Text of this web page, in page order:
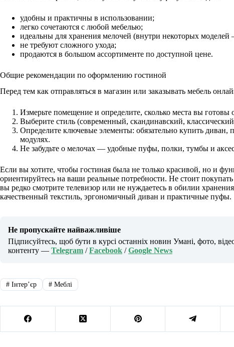
удобны и практичны в использовании;
легко сочетаются с любой мебелью;
идеальны для хранения мелочей (внутри некоторых
не требуют сложного ухода;
продаются в большом ассортименте по доступной цене.
Общие рекомендации по оформлению гостиной
Перед тем как отправляться в магазин или заказывать мебель
Измерьте помещение и определите, сколько места вы готовы
Выберите стиль (современный, скандинавский,
Определите ключевые элементы: обязательно купить диван,
модулях.
Не забудьте о мелочах — удобные пуфы, полки, тумбы и
Если вы хотите, чтобы гостиная была не только красивой, но и
ориентируйтесь на ваши реальные потребности. Не стоит
вы редко смотрите телевизор или не нуждаетесь в обилии
качественный текстиль, эргономичный диван и практичные пуфы.
Не пропускайте найважливіше
Підписуйтесь, щоб бути в курсі останніх новин Умані, фото,
контенту — Telegram /Facebook /Google News
#Інтерʼєр #Меблі